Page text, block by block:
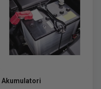
Akumulatori